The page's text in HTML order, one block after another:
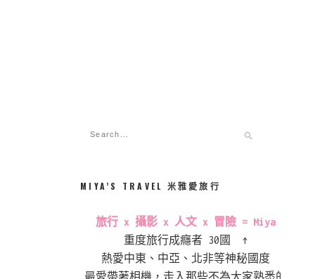
MIYA’S TRAVEL 米雅愛旅行
旅行 x 攝影 x 人文 x 冒險 = Miya
重度旅行成癮者 30國 ↑
熱愛中東、中亞、北非等神秘國度
最愛帶著相機，走入那些不為大家熟悉的